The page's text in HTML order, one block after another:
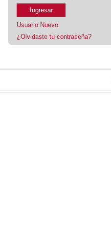
Ingresar
Usuario Nuevo
¿Olvidaste tu contraseña?